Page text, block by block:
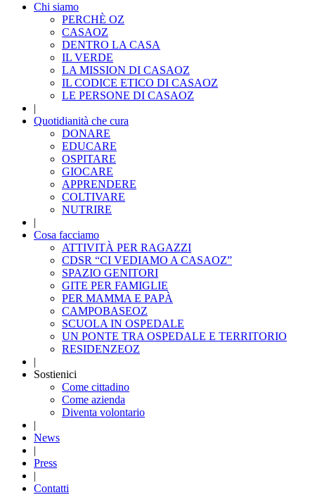
Chi siamo
PERCHÈ OZ
CASAOZ
DENTRO LA CASA
IL VERDE
LA MISSION DI CASAOZ
IL CODICE ETICO DI CASAOZ
LE PERSONE DI CASAOZ
|
Quotidianità che cura
DONARE
EDUCARE
OSPITARE
GIOCARE
APPRENDERE
COLTIVARE
NUTRIRE
|
Cosa facciamo
ATTIVITÀ PER RAGAZZI
CDSR “CI VEDIAMO A CASAOZ”
SPAZIO GENITORI
GITE PER FAMIGLIE
PER MAMMA E PAPÀ
CAMPOBASEOZ
SCUOLA IN OSPEDALE
UN PONTE TRA OSPEDALE E TERRITORIO
RESIDENZEOZ
|
Sostienici
Come cittadino
Come azienda
Diventa volontario
|
News
|
Press
|
Contatti